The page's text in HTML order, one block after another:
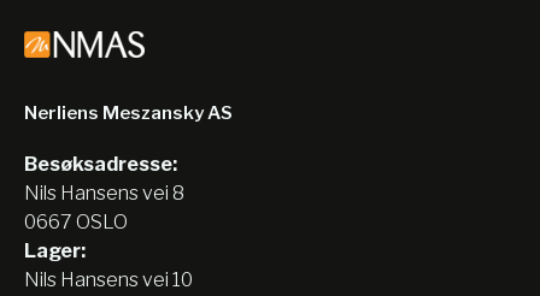
Nerliens Meszansky AS
Besøksadresse:
Nils Hansens vei 8
0667 OSLO
Lager:
Nils Hansens vei 10